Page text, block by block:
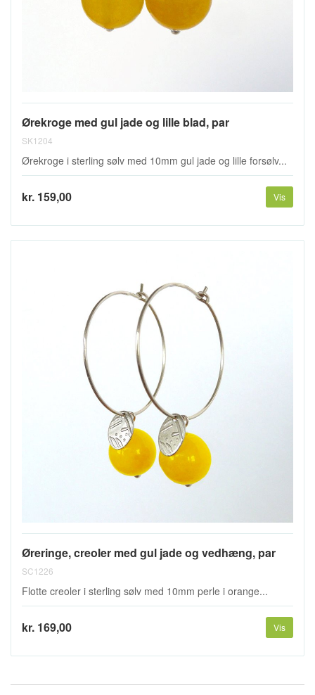
Ørekroge med gul jade og lille blad, par
SK1204
Ørekroge i sterling sølv med 10mm gul jade og lille forsølv...
kr. 159,00 Vis
Øreringe, creoler med gul jade og vedhæng, par
SC1226
Flotte creoler i sterling sølv med 10mm perle i orange...
kr. 169,00 Vis